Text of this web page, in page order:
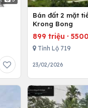
Bán đất 2 mặt
Krong Bong
899 triệu ·
Tỉnh Lộ 719
23/02/2026